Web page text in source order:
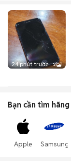
24 phút trước 2
Bạn cần tìm hãng
Apple Samsung